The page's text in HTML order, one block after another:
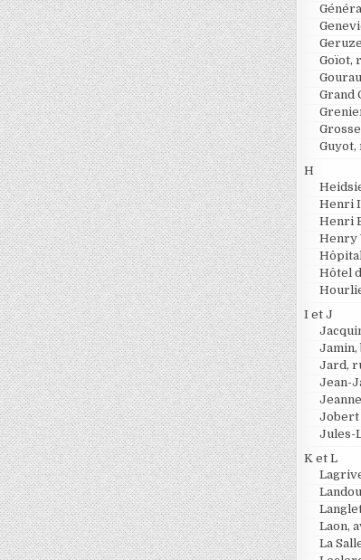
Goïot,
Grand
Guyot,
H
Henri
Henri
Henry
Hôtel
I et J
Jamin,
Jard,
Jean-
Jobert
Jules-
K et L
Laon,
La